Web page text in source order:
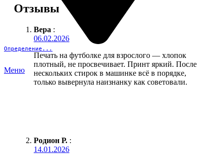
Определение...
Меню
Отзывы
Вера :
06.02.2026
Печать на футболке для взрослого — хлопок
плотный, не просвечивает. Принт яркий. После
нескольких стирок в машинке всё в порядке,
только вывернула наизнанку как советовали.
Родион Р. :
14.01.2026